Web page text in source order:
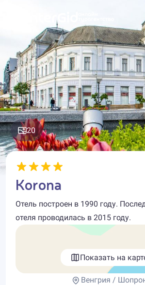
20
Korona
Отель построен в 1990 году.
отеля проводилась в 2015 году.
Показать на
Венгрия /